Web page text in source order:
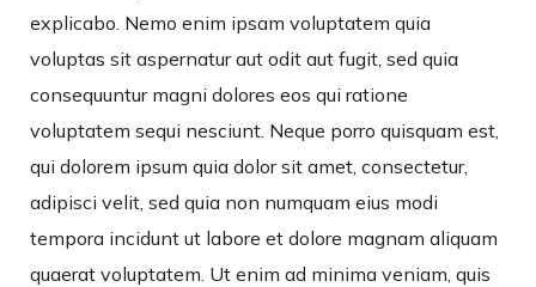
explicabo. Nemo enim ipsam voluptatem quia
voluptas sit aspernatur aut odit aut fugit, sed quia
consequuntur magni dolores eos qui ratione
voluptatem sequi nesciunt. Neque porro quisquam est,
qui dolorem ipsum quia dolor sit amet, consectetur,
adipisci velit, sed quia non numquam eius modi
tempora incidunt ut labore et dolore magnam aliquam
quaerat voluptatem. Ut enim ad minima veniam, quis